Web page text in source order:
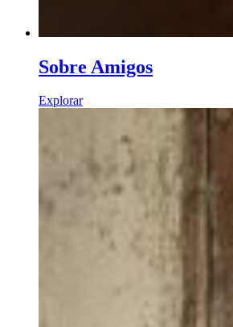
Sobre Amigos
Explorar